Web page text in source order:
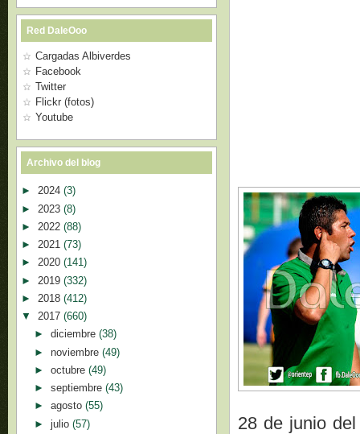
28 de junio
Red DaleOoo
Cargadas Albiverdes
Facebook
Twitter
Flickr (fotos)
Youtube
Archivo del blog
► 2024 (3)
► 2023 (8)
► 2022 (88)
► 2021 (73)
► 2020 (141)
► 2019 (332)
► 2018 (412)
▼ 2017 (660)
► diciembre (38)
► noviembre (49)
► octubre (49)
► septiembre (43)
► agosto (55)
► julio (57)